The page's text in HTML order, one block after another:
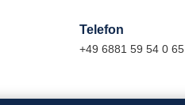
Telefon
+49 6881 59 54 0 65